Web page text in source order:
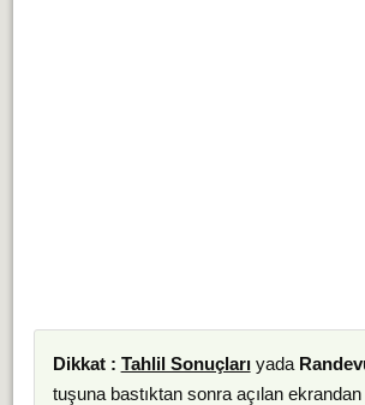
Dikkat : Tahlil Sonuçlarıyada
tuşuna bastıktan sonra açılan